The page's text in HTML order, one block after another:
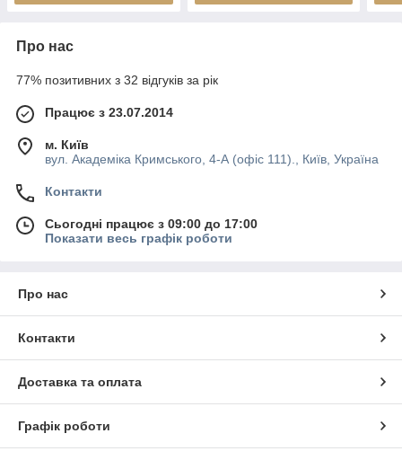
Про нас
77% позитивних з 32 відгуків за рік
Працює з 23.07.2014
м. Київ
вул. Академіка Кримського, 4-А (офіс 111)., Київ, Україна
Контакти
Сьогодні працює з 09:00 до 17:00
Показати весь графік роботи
Про нас
Контакти
Доставка та оплата
Графік роботи